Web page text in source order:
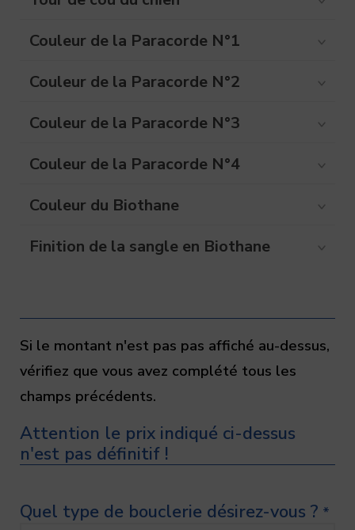
30 cm 31 cm 32 cm 33 cm
35 cm 36 cm 37 cm 38 cm
40 cm 41 cm 43 cm
Couleur de la Paracorde N°1
Couleur de la Paracorde N°2
Couleur de la Paracorde N°3
Couleur de la Paracorde N°4
Couleur du Biothane
Finition de la sangle en Biothane
Si le montant n'est pas pas affiché au-dessus,
vérifiez que vous avez complété tous les
champs précédents.
Attention le prix indiqué ci-dessus
n'est pas définitif !
Quel type de bouclerie désirez-vous ? *